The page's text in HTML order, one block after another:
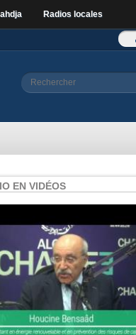
Radios locales
Formulaire de
Rechercher
EN VIDÉOS